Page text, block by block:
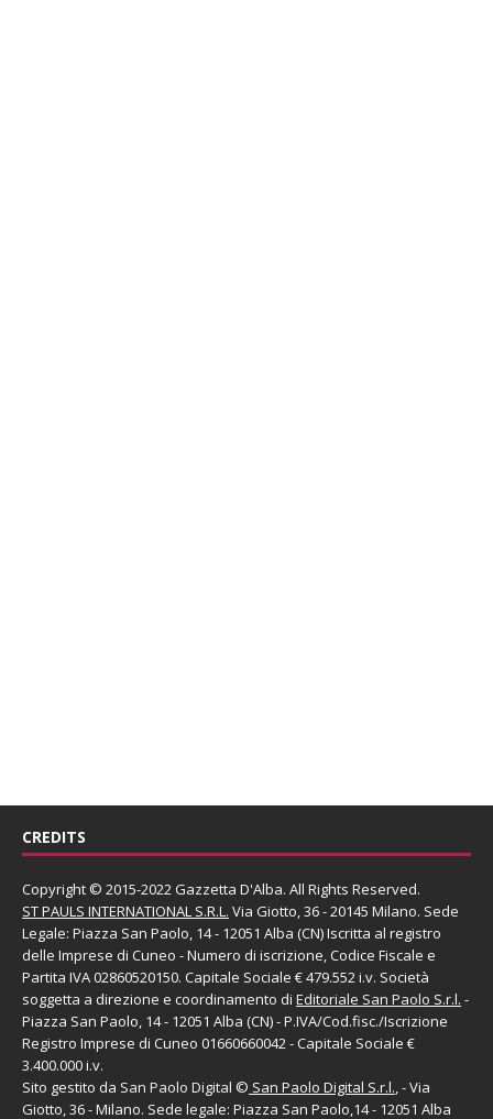
CREDITS
Copyright © 2015-2022 Gazzetta D'Alba. All Rights Reserved.
ST PAULS INTERNATIONAL S.R.L. Via Giotto, 36 - 20145 Milano. Sede
Legale: Piazza San Paolo, 14 - 12051 Alba (CN) Iscritta al registro
delle Imprese di Cuneo - Numero di iscrizione, Codice Fiscale e
Partita IVA 02860520150. Capitale Sociale € 479.552 i.v. Società
soggetta a direzione e coordinamento di Editoriale San Paolo S.r.l. -
Piazza San Paolo, 14 - 12051 Alba (CN) - P.IVA/Cod.fisc./Iscrizione
Registro Imprese di Cuneo 01660660042 - Capitale Sociale €
3.400.000 i.v.
Sito gestito da San Paolo Digital © San Paolo Digital S.r.l., - Via
Giotto, 36 - Milano. Sede legale: Piazza San Paolo,14 - 12051 Alba